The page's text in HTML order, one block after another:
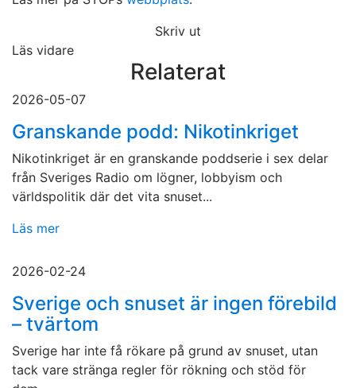
Skriv ut
Läs vidare
Relaterat
2026-05-07
Granskande podd: Nikotinkriget
Nikotinkriget är en granskande poddserie i sex delar
från Sveriges Radio om lögner, lobbyism och
världspolitik där det vita snuset...
Läs mer
2026-02-24
Sverige och snuset är ingen förebild
– tvärtom
Sverige har inte få rökare på grund av snuset, utan
tack vare stränga regler för rökning och stöd för